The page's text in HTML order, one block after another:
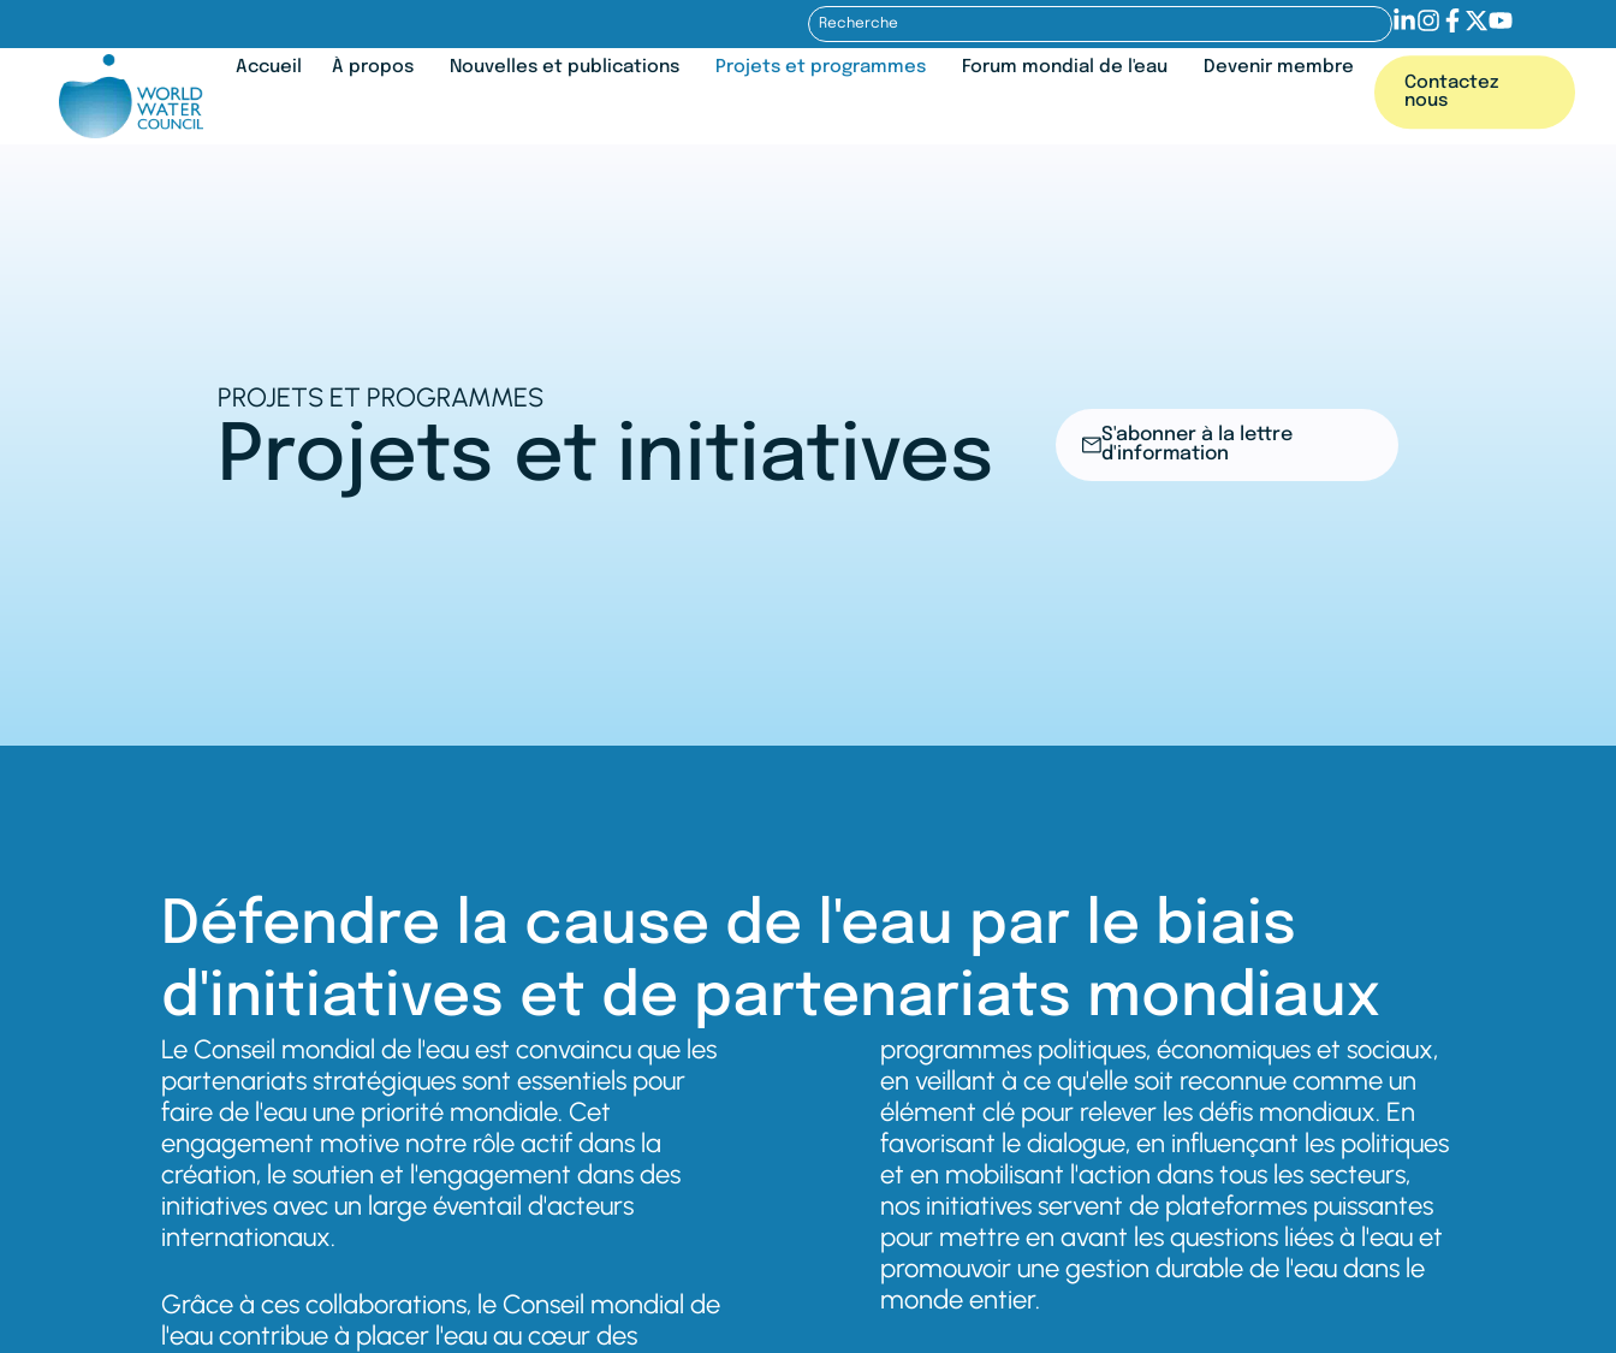
Accueil À propos Nouvelles et publications Projets et programmes Forum mondial de l'eau
Devenir membre
Contactez
nous
PROJETS ET PROGRAMMES
Projets et initiatives
S'abonner à la lettre
d'information
Défendre la cause de l'eau par le biais
d'initiatives et de partenariats mondiaux
Le Conseil mondial de l'eau est convaincu que les
partenariats stratégiques sont essentiels pour
faire de l'eau une priorité mondiale. Cet
engagement motive notre rôle actif dans la
création, le soutien et l'engagement dans des
initiatives avec un large éventail d'acteurs
internationaux.
Grâce à ces collaborations, le Conseil mondial de
l'eau contribue à placer l'eau au cœur des
programmes politiques, économiques et sociaux,
en veillant à ce qu'elle soit reconnue comme un
élément clé pour relever les défis mondiaux. En
favorisant le dialogue, en influençant les politiques
et en mobilisant l'action dans tous les secteurs,
nos initiatives servent de plateformes puissantes
pour mettre en avant les questions liées à l'eau et
promouvoir une gestion durable de l'eau dans le
monde entier.